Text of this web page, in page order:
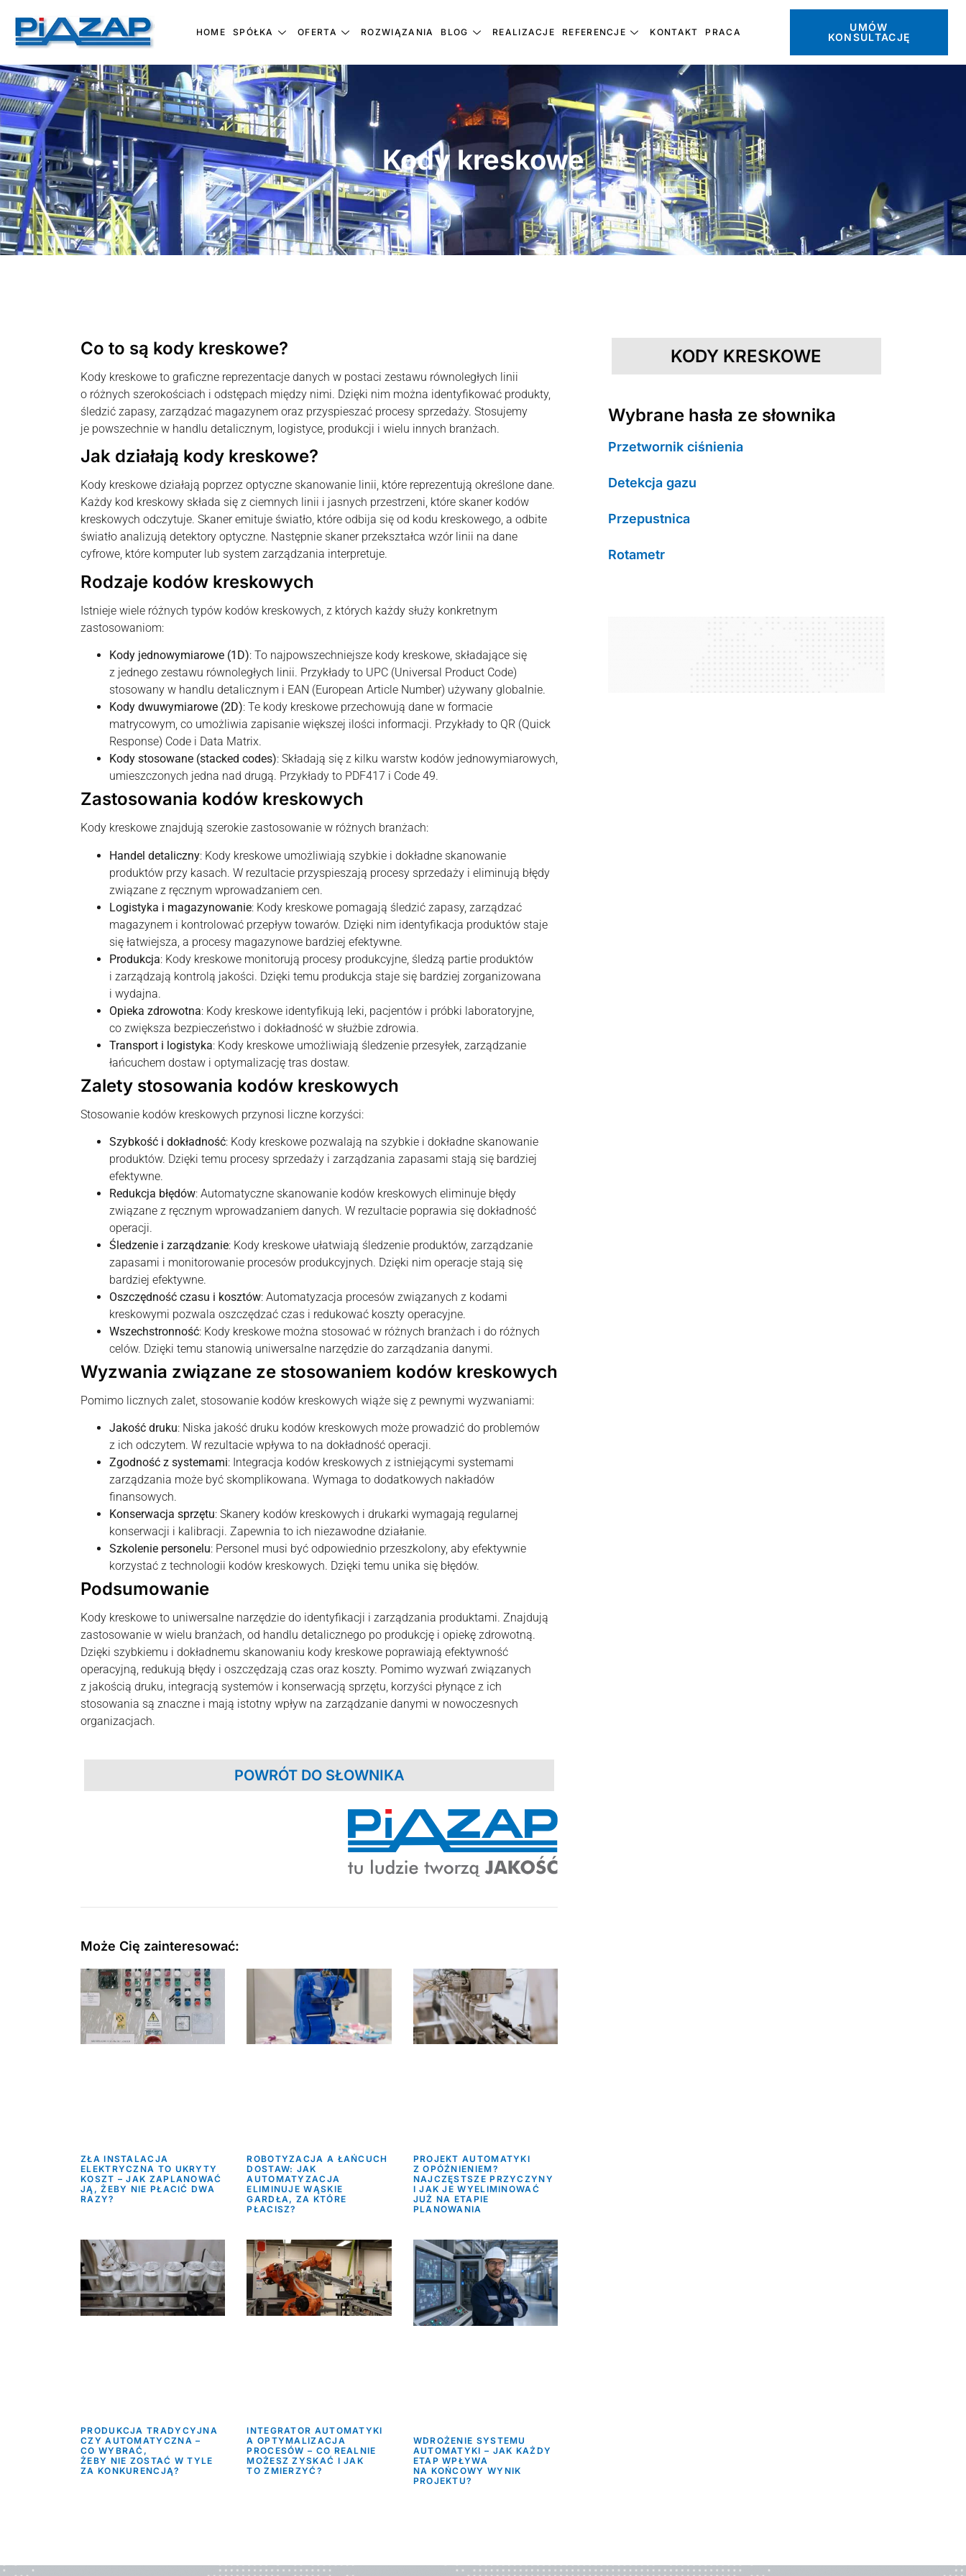
HOME SPÓŁKA OFERTA ROZWIĄZANIA BLOG REALIZACJE REFERENCJE KONTAKT PRACA
UMÓW
KONSULTACJĘ
Kody kreskowe
Co to są kody kreskowe?
Kody kreskowe to graficzne reprezentacje danych w postaci zestawu równoległych linii
o różnych szerokościach i odstępach między nimi. Dzięki nim można identyfikować produkty,
śledzić zapasy, zarządzać magazynem oraz przyspieszać procesy sprzedaży. Stosujemy
je powszechnie w handlu detalicznym, logistyce, produkcji i wielu innych branżach.
Jak działają kody kreskowe?
Kody kreskowe działają poprzez optyczne skanowanie linii, które reprezentują określone dane.
Każdy kod kreskowy składa się z ciemnych linii i jasnych przestrzeni, które skaner kodów
kreskowych odczytuje. Skaner emituje światło, które odbija się od kodu kreskowego, a odbite
światło analizują detektory optyczne. Następnie skaner przekształca wzór linii na dane
cyfrowe, które komputer lub system zarządzania interpretuje.
Rodzaje kodów kreskowych
Istnieje wiele różnych typów kodów kreskowych, z których każdy służy konkretnym
zastosowaniom:
Kody jednowymiarowe (1D): To najpowszechniejsze kody kreskowe, składające się
z jednego zestawu równoległych linii. Przykłady to UPC (Universal Product Code)
stosowany w handlu detalicznym i EAN (European Article Number) używany globalnie.
Kody dwuwymiarowe (2D): Te kody kreskowe przechowują dane w formacie
matrycowym, co umożliwia zapisanie większej ilości informacji. Przykłady to QR (Quick
Response) Code i Data Matrix.
Kody stosowane (stacked codes): Składają się z kilku warstw kodów jednowymiarowych,
umieszczonych jedna nad drugą. Przykłady to PDF417 i Code 49.
Zastosowania kodów kreskowych
Kody kreskowe znajdują szerokie zastosowanie w różnych branżach:
Handel detaliczny: Kody kreskowe umożliwiają szybkie i dokładne skanowanie
produktów przy kasach. W rezultacie przyspieszają procesy sprzedaży i eliminują błędy
związane z ręcznym wprowadzaniem cen.
Logistyka i magazynowanie: Kody kreskowe pomagają śledzić zapasy, zarządzać
magazynem i kontrolować przepływ towarów. Dzięki nim identyfikacja produktów staje
się łatwiejsza, a procesy magazynowe bardziej efektywne.
Produkcja: Kody kreskowe monitorują procesy produkcyjne, śledzą partie produktów
i zarządzają kontrolą jakości. Dzięki temu produkcja staje się bardziej zorganizowana
i wydajna.
Opieka zdrowotna: Kody kreskowe identyfikują leki, pacjentów i próbki laboratoryjne,
co zwiększa bezpieczeństwo i dokładność w służbie zdrowia.
Transport i logistyka: Kody kreskowe umożliwiają śledzenie przesyłek, zarządzanie
łańcuchem dostaw i optymalizację tras dostaw.
Zalety stosowania kodów kreskowych
Stosowanie kodów kreskowych przynosi liczne korzyści:
Szybkość i dokładność: Kody kreskowe pozwalają na szybkie i dokładne skanowanie
produktów. Dzięki temu procesy sprzedaży i zarządzania zapasami stają się bardziej
efektywne.
Redukcja błędów: Automatyczne skanowanie kodów kreskowych eliminuje błędy
związane z ręcznym wprowadzaniem danych. W rezultacie poprawia się dokładność
operacji.
Śledzenie i zarządzanie: Kody kreskowe ułatwiają śledzenie produktów, zarządzanie
zapasami i monitorowanie procesów produkcyjnych. Dzięki nim operacje stają się
bardziej efektywne.
Oszczędność czasu i kosztów: Automatyzacja procesów związanych z kodami
kreskowymi pozwala oszczędzać czas i redukować koszty operacyjne.
Wszechstronność: Kody kreskowe można stosować w różnych branżach i do różnych
celów. Dzięki temu stanowią uniwersalne narzędzie do zarządzania danymi.
Wyzwania związane ze stosowaniem kodów kreskowych
Pomimo licznych zalet, stosowanie kodów kreskowych wiąże się z pewnymi wyzwaniami:
Jakość druku: Niska jakość druku kodów kreskowych może prowadzić do problemów
z ich odczytem. W rezultacie wpływa to na dokładność operacji.
Zgodność z systemami: Integracja kodów kreskowych z istniejącymi systemami
zarządzania może być skomplikowana. Wymaga to dodatkowych nakładów
finansowych.
Konserwacja sprzętu: Skanery kodów kreskowych i drukarki wymagają regularnej
konserwacji i kalibracji. Zapewnia to ich niezawodne działanie.
Szkolenie personelu: Personel musi być odpowiednio przeszkolony, aby efektywnie
korzystać z technologii kodów kreskowych. Dzięki temu unika się błędów.
Podsumowanie
Kody kreskowe to uniwersalne narzędzie do identyfikacji i zarządzania produktami. Znajdują
zastosowanie w wielu branżach, od handlu detalicznego po produkcję i opiekę zdrowotną.
Dzięki szybkiemu i dokładnemu skanowaniu kody kreskowe poprawiają efektywność
operacyjną, redukują błędy i oszczędzają czas oraz koszty. Pomimo wyzwań związanych
z jakością druku, integracją systemów i konserwacją sprzętu, korzyści płynące z ich
stosowania są znaczne i mają istotny wpływ na zarządzanie danymi w nowoczesnych
organizacjach.
POWRÓT DO SŁOWNIKA
Może Cię zainteresować:
ZŁA INSTALACJA
ELEKTRYCZNA TO UKRYTY
KOSZT – JAK ZAPLANOWAĆ
JĄ, ŻEBY NIE PŁACIĆ DWA
RAZY?
ROBOTYZACJA A ŁAŃCUCH
DOSTAW: JAK
AUTOMATYZACJA
ELIMINUJE WĄSKIE
GARDŁA, ZA KTÓRE
PŁACISZ?
PROJEKT AUTOMATYKI
Z OPÓŹNIENIEM?
NAJCZĘSTSZE PRZYCZYNY
I JAK JE WYELIMINOWAĆ
JUŻ NA ETAPIE
PLANOWANIA
PRODUKCJA TRADYCYJNA
CZY AUTOMATYCZNA –
CO WYBRAĆ,
ŻEBY NIE ZOSTAĆ W TYLE
ZA KONKURENCJĄ?
INTEGRATOR AUTOMATYKI
A OPTYMALIZACJA
PROCESÓW – CO REALNIE
MOŻESZ ZYSKAĆ I JAK
TO ZMIERZYĆ?
WDROŻENIE SYSTEMU
AUTOMATYKI – JAK KAŻDY
ETAP WPŁYWA
NA KOŃCOWY WYNIK
PROJEKTU?
KODY KRESKOWE
Wybrane hasła ze słownika
Przetwornik ciśnienia
Detekcja gazu
Przepustnica
Rotametr